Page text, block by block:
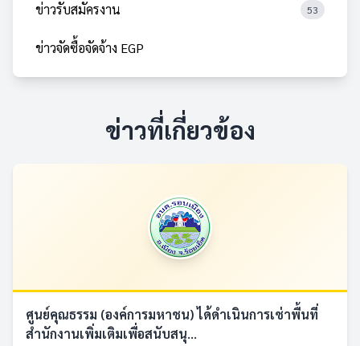
ข่าวรับสมัครงาน 53
ข่าวจัดซื้อจัดจ้าง EGP
ข่าวที่เกี่ยวข้อง
ศูนย์คุณธรรม (องค์การมหาชน) ได้ดำเนินการเช่าพื้นที่
สำนักงานเพิ่มเติมเพื่อสนับสนุ...